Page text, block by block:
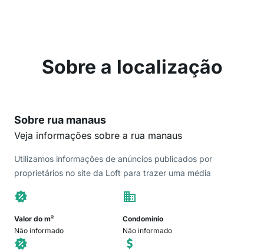
Sobre a localização
Sobre rua manaus
Veja informações sobre a rua manaus
Utilizamos informações de anúncios publicados por
proprietários no site da Loft para trazer uma média
Valor do m²
Não informado
Condomínio
Não informado